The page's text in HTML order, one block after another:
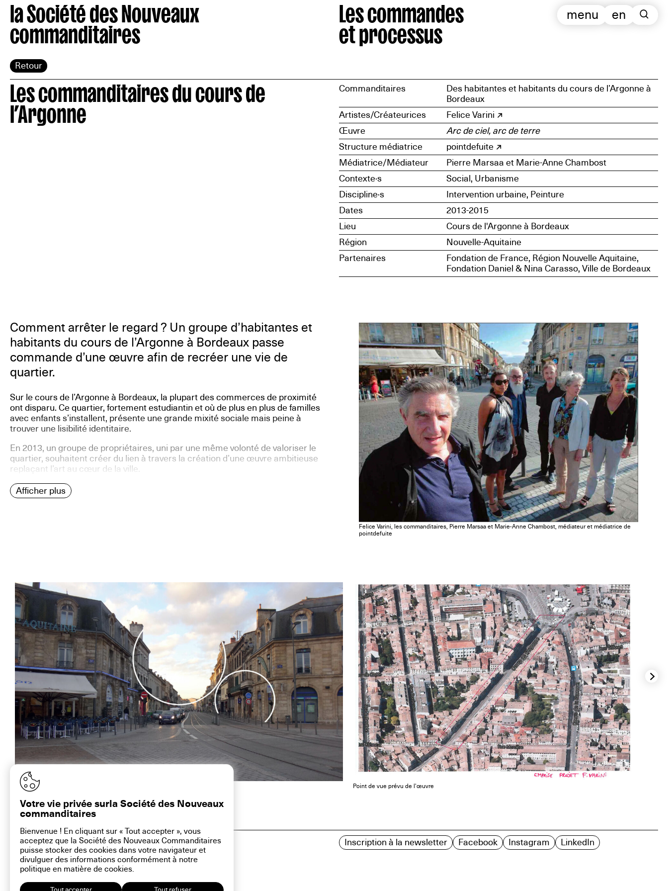
la Société des Nouveaux
commanditaires
Retour
Les commandes
et processus
en
menu
Les commanditaires du cours de
l’Argonne
Commanditaires
Des habitantes et habitants du cours de l’Argonne à
Bordeaux
Artistes/Créateurices
Felice Varini
Œuvre
Arc de ciel, arc de terre
Structure médiatrice
pointdefuite
Médiatrice/Médiateur
Pierre Marsaa et Marie-Anne Chambost
Contexte·s
Social, Urbanisme
Discipline·s
Intervention urbaine, Peinture
Dates
2013-2015
Lieu
Cours de l'Argonne à Bordeaux
Région
Nouvelle-Aquitaine
Partenaires
Fondation de France, Région Nouvelle Aquitaine,
Fondation Daniel & Nina Carasso, Ville de Bordeaux
Comment arrêter le regard ? Un groupe d’habitantes et
habitants du cours de l’Argonne à Bordeaux passe
commande d’une œuvre afin de recréer une vie de
quartier.
Sur le cours de l’Argonne à Bordeaux, la plupart des commerces de proximité
ont disparu. Ce quartier, fortement estudiantin et où de plus en plus de familles
avec enfants s’installent, présente une grande mixité sociale mais peine à
trouver une lisibilité identitaire.
En 2013, un groupe de propriétaires, uni par une même volonté de valoriser le
quartier, souhaitent créer du lien à travers la création d’une œuvre ambitieuse
replaçant l’art au cœur de la ville.
Afficher plus
Felice Varini, les commanditaires, Pierre Marsaa et Marie-Anne Chambost, médiateur et médiatrice de
pointdefuite
Projet « Arc de ciel, arc de terre », pour le cours de l’Argonne, Bordeaux Point de vue prévu de l'œuvre
contact@la-snc.org Inscription à la newsletter Facebook Instagram LinkedIn
Votre vie privée surla Société des Nouveaux
commanditaires
Bienvenue ! En cliquant sur « Tout accepter », vous
acceptez que la Société des Nouveaux Commanditaires
puisse stocker des cookies dans votre navigateur et
divulguer des informations conformément à notre
politique en matière de cookies.